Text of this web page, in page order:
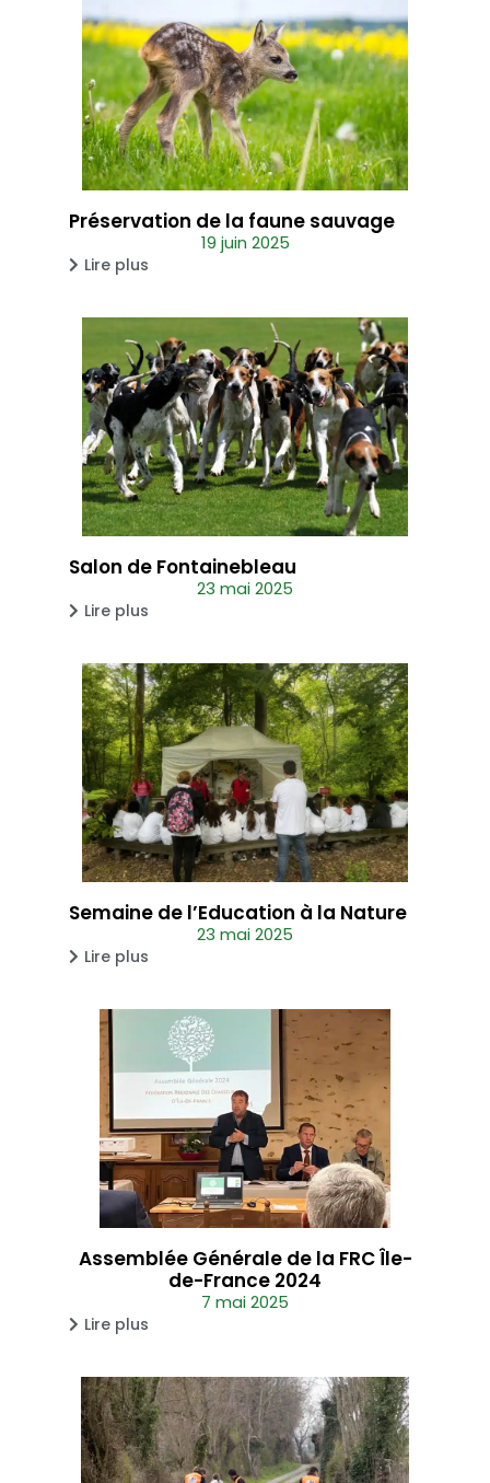
Préservation de la faune sauvage
19 juin 2025
Lire plus
Salon de Fontainebleau
23 mai 2025
Lire plus
Semaine de l’Education à la Nature
23 mai 2025
Lire plus
Assemblée Générale de la FRC Île-
de-France 2024
7 mai 2025
Lire plus